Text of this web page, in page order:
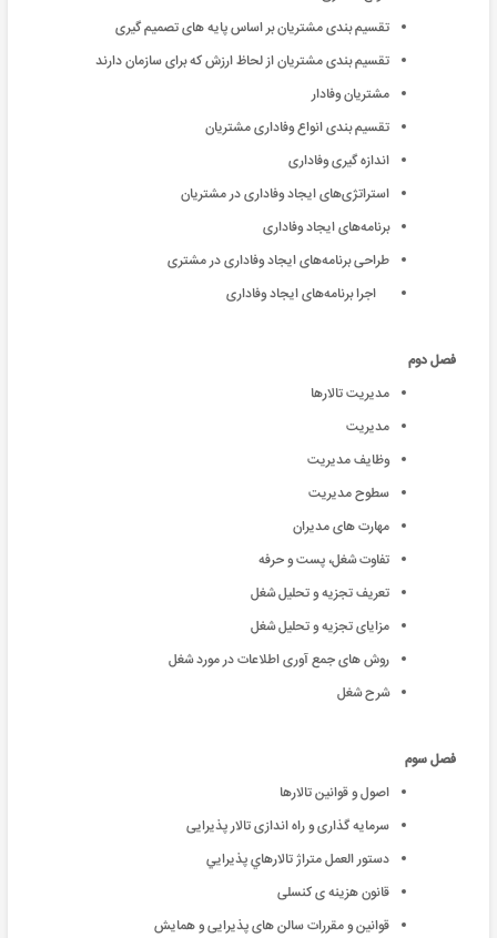
تقسیم بندی مشتریان بر اساس پایه های تصمیم گیری
تقسیم بندی مشتریان از لحاظ ارزش که برای سازمان دارند
مشتریان وفادار
تقسیم بندی انواع وفاداری مشتریان
اندازه گیری وفاداری
استراتژی‌های ایجاد وفاداری در مشتریان
برنامه‌های ایجاد وفاداری
طراحی برنامه‌های ایجاد وفاداری در مشتری
اجرا برنامه‌های ایجاد وفاداری
فصل دوم
مدیریت تالارها
مدیریت
وظایف مدیریت
سطوح مدیریت
مهارت های مدیران
تفاوت شغل، پست و حرفه
تعریف تجزیه و تحلیل شغل
مزایای تجزیه و تحلیل شغل
روش های جمع آوری اطلاعات در مورد شغل
شرح شغل
فصل سوم
اصول و قوانین تالارها
سرمایه گذاری و راه اندازی تالار پذیرایی
دستور العمل متراژ تالارهاي پذيرايي
قانون هزینه ی کنسلی
قوانین و مقررات سالن های پذیرایی و همایش